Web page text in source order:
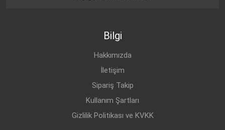
Bilgi
Hakkımızda
İletişim
Sipariş Takip
Kullanım Şartları
Gizlilik Politikası ve KVKK